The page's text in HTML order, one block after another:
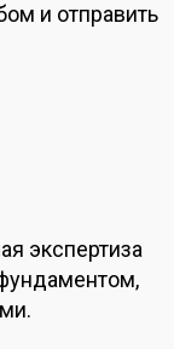
и отправить
экспертиза